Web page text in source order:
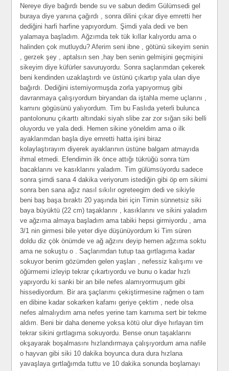
Nereye diye bağırdı bende su ve sabun dedim Gülümsedi gel
buraya diye yanına çağırdı , sonra dilini çıkar diye emretti her
dediğini harfi harfine yapıyordum. Şimdi yala dedi ve ben
yalamaya başladım. Ağzımda tek tük kıllar kalıyordu ama o
halinden çok mutluydu? Aferim seni ibne , götünü sikeyim senin
, gerzek şey , aptalsın sen ,hay ben senin gelmişini geçmişini
sikeyim diye küfürler savuruyordu. Sonra saçlarımdan çekerek
beni kendinden uzaklaştırdı ve üstünü çıkartıp yala ulan diye
bağırdı. Dediğini istemiyormuşda zorla yapıyormuş gibi
davranmaya çalışıyordum biryandan da iştahla meme uçlarını ,
karnını gögüsünü yalıyordum. Tim bu Faslıda yeterli bulunca
pantolonunu çıkarttı altındaki siyah slibe zar zor sığan siki belli
oluyordu ve yala dedi. Hemen sikine yöneldim ama o ilk
ayaklarımdan başla diye emretti hatta işini biraz
kolaylaştırayım diyerek ayaklarının üstüne balgam atmayıda
ihmal etmedi. Efendimin ilk önce attığı tükrüğü sonra tüm
bacaklarını ve kasıklarını yaladım. Tim gülümsüyordu sadece
sonra şimdi sana 4 dakika veriyorum istediğin gibi öp em sikimi
sonra ben sana ağız nasıl sıkılır ogreteegim dedi ve sikiyle
beni baş başa bıraktı 20 yaşında biri için Timin sünnetsiz siki
baya büyüktü (22 cm) taşaklarını , kasıklarını ve sikini yaladım
ve ağzıma almaya başladım ama tabiki hepsi girmiyordu , ama
3/1 nin girmesi bile yeter diye düşünüyordum ki Tim süren
doldu diz çök önümde ve ağ ağzını deyip hemen ağzıma soktu
ama ne sokuştu o . Saçlarımdan tutup taa gırtlagıma kadar
sokuyor benim gözümden gelen yaşları , nefessiz kalışımı ve
öğürmemi izleyip tekrar çıkartıyordu ve bunu o kadar hızlı
yapıyordu ki sanki bir an bile nefes alamıyormuşum gibi
hissediyordum. Bir ara şaçlarımı çekiştirmesine rağmen o tam
en dibine kadar sokarken kafamı geriye çektim , nede olsa
nefes almalıydım ama nefes yerine tam karnıma sert bir tekme
aldım. Beni bir daha deneme yoksa kötü olur diye hırlayan tim
tekrar sikini gırtlagıma sokuyordu. Bense onun taşaklarını
okşayarak boşalmasını hızlandırmaya çalışıyordum ama nafile
o hayvan gibi siki 10 dakika boyunca dura dura hızlana
yavaşlaya gırtlağımda tuttu ve 10 dakika sonunda boşlamayı